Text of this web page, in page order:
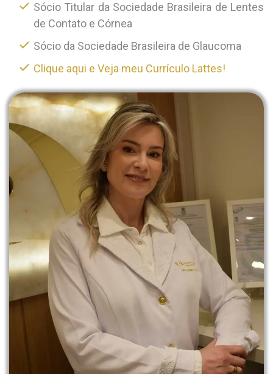
Sócio Titular da Sociedade Brasileira de Lentes
de Contato e Córnea
Sócio da Sociedade Brasileira de Glaucoma
Clique aqui e Veja meu Currículo Lattes!